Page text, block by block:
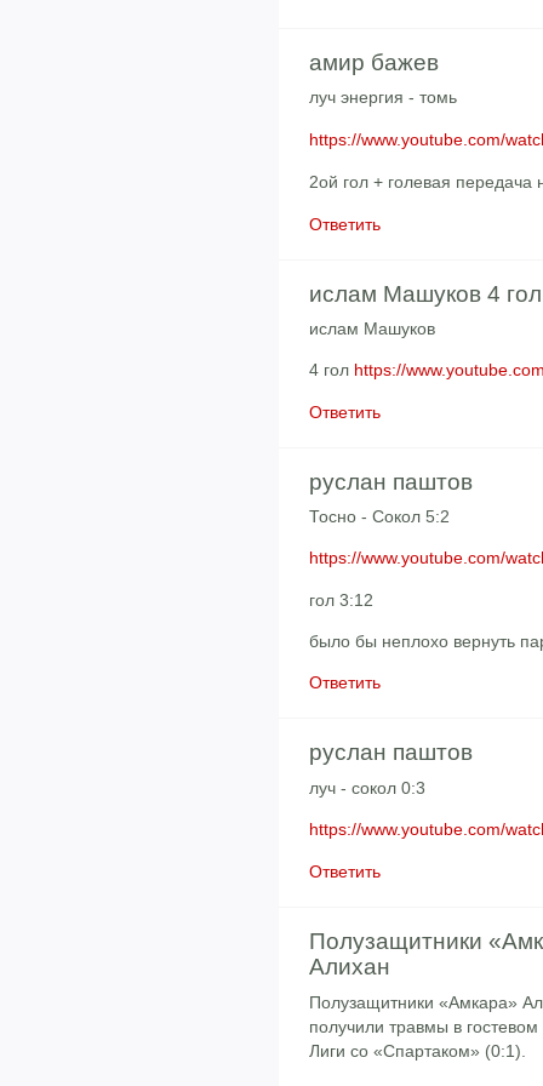
амир бажев
луч энергия - томь
https://www.youtube.com/
2ой гол + голевая
Ответить
ислам Машуков 4 гол
ислам Машуков
4 гол https://
Ответить
руслан паштов
Тосно - Сокол 5:2
https://www.youtube.com/
гол 3:12
было бы неплохо вернуть
Ответить
руслан паштов
луч - сокол 0:3
https://www.youtube.com/
Ответить
Полузащитники
Алихан
Полузащитники «Амкара»
получили травмы в
Лиги со «Спартаком» (0:1).